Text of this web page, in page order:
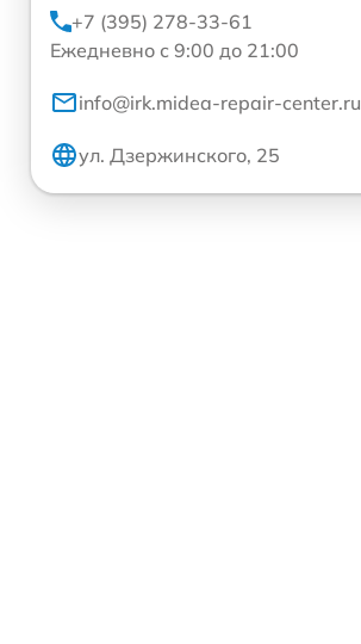
+7 (395) 278-33-61
Ежедневно с 9:00 до 21:00
info@irk.midea-repair-center.ru
ул. Дзержинского, 25